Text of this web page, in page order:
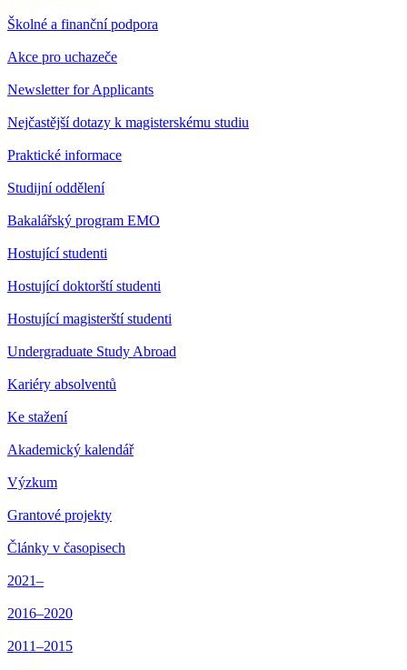
Školné a finanční podpora
Akce pro uchazeče
Newsletter for Applicants
Nejčastější dotazy k magisterskému studiu
Praktické informace
Studijní oddělení
Bakalářský program EMO
Hostující studenti
Hostující doktorští studenti
Hostující magisterští studenti
Undergraduate Study Abroad
Kariéry absolventů
Ke stažení
Akademický kalendář
Výzkum
Grantové projekty
Články v časopisech
2021–
2016–2020
2011–2015